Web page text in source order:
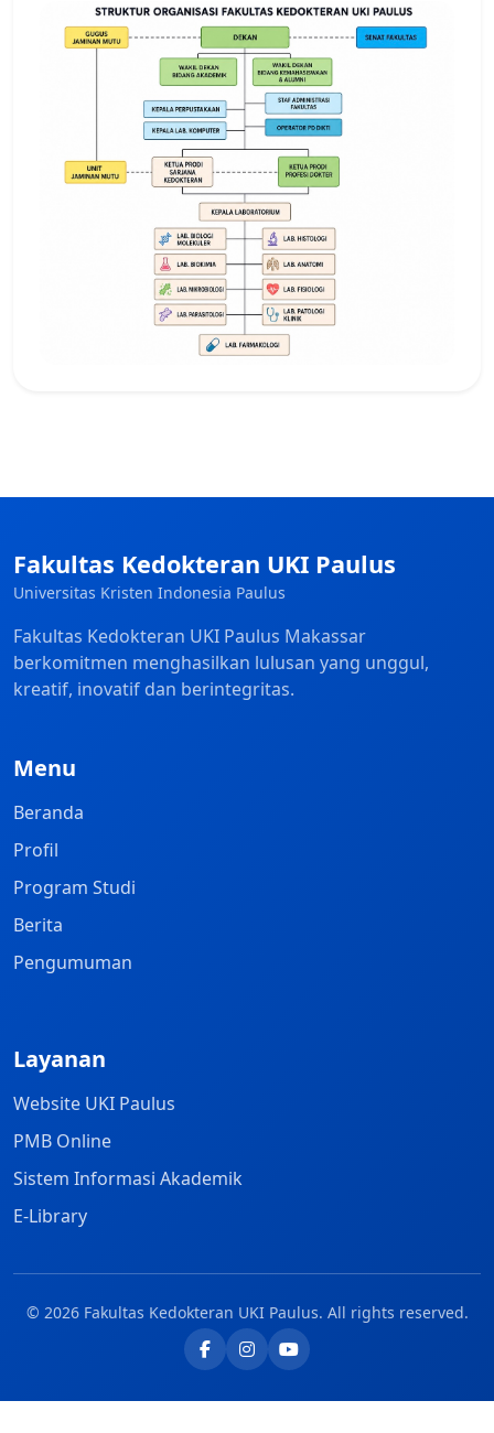
Fakultas Kedokteran UKI Paulus
Universitas Kristen Indonesia Paulus
Fakultas Kedokteran UKI Paulus Makassar
berkomitmen menghasilkan lulusan yang unggul,
kreatif, inovatif dan berintegritas.
Menu
Beranda
Profil
Program Studi
Berita
Pengumuman
Layanan
Website UKI Paulus
PMB Online
Sistem Informasi Akademik
E-Library
© 2026 Fakultas Kedokteran UKI Paulus. All rights reserved.